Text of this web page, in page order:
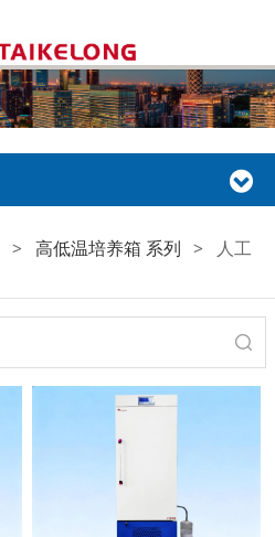
> 高低温培养箱 系列 >
人工